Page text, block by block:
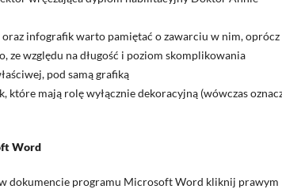
infografik warto pamiętać o zawarciu w nim, oprócz
ze względu na długość i poziom skomplikowania
pod samą grafiką
mają rolę wyłącznie dekoracyjną (wówczas
Word
dokumencie programu Microsoft Word kliknij prawym